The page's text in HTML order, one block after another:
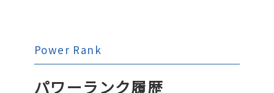
Power Rank
パワーランク履歴